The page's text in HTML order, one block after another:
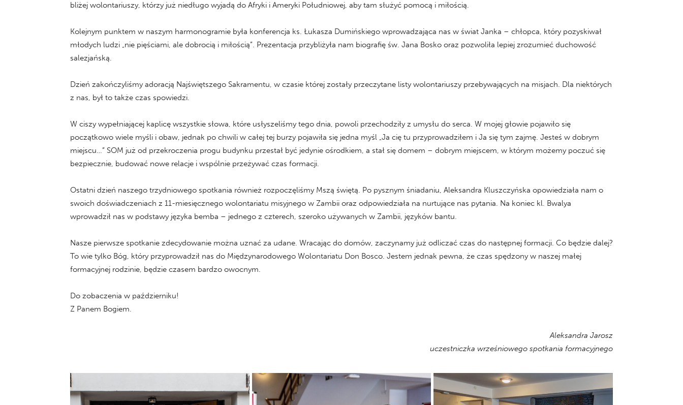
bliżej wolontariuszy, którzy już niedługo wyjadą do Afryki i Ameryki Południowej, aby tam służyć pomocą i miłością.
Kolejnym punktem w naszym harmonogramie była konferencja ks. Łukasza Dumińskiego wprowadzająca nas w świat Janka – chłopca, który pozyskiwał
młodych ludzi „nie pięściami, ale dobrocią i miłością”. Prezentacja przybliżyła nam biografię św. Jana Bosko oraz pozwoliła lepiej zrozumieć duchowość
salezjańską.
Dzień zakończyliśmy adoracją Najświętszego Sakramentu, w czasie której zostały przeczytane listy wolontariuszy przebywających na misjach. Dla niektórych
z nas, był to także czas spowiedzi.
W ciszy wypełniającej kaplicę wszystkie słowa, które usłyszeliśmy tego dnia, powoli przechodziły z umysłu do serca. W mojej głowie pojawiło się
początkowo wiele myśli i obaw, jednak po chwili w całej tej burzy pojawiła się jedna myśl „Ja cię tu przyprowadziłem i Ja się tym zajmę. Jesteś w dobrym
miejscu…” SOM już od przekroczenia progu budynku przestał być jedynie ośrodkiem, a stał się domem – dobrym miejscem, w którym możemy poczuć się
bezpiecznie, budować nowe relacje i wspólnie przeżywać czas formacji.
Ostatni dzień naszego trzydniowego spotkania również rozpoczęliśmy Mszą świętą. Po pysznym śniadaniu, Aleksandra Kluszczyńska opowiedziała nam o
swoich doświadczeniach z 11-miesięcznego wolontariatu misyjnego w Zambii oraz odpowiedziała na nurtujące nas pytania. Na koniec kl. Bwalya
wprowadził nas w podstawy języka bemba – jednego z czterech, szeroko używanych w Zambii, języków bantu.
Nasze pierwsze spotkanie zdecydowanie można uznać za udane. Wracając do domów, zaczynamy już odliczać czas do następnej formacji. Co będzie dalej?
To wie tylko Bóg, który przyprowadził nas do Międzynarodowego Wolontariatu Don Bosco. Jestem jednak pewna, że czas spędzony w naszej małej
formacyjnej rodzinie, będzie czasem bardzo owocnym.
Do zobaczenia w październiku!
Z Panem Bogiem.
Aleksandra Jarosz
uczestniczka wrześniowego spotkania formacyjnego